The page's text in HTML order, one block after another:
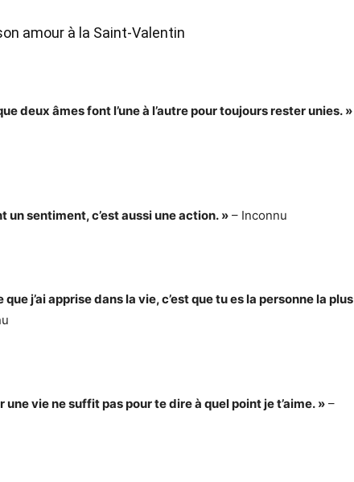
amour à la Saint-Valentin
deux âmes font l’une à l’autre pour toujours rester unies. »
un sentiment, c’est aussi une action. » – Inconnu
j’ai apprise dans la vie, c’est que tu es la personne la plus
une vie ne suffit pas pour te dire à quel point je t’aime. » –